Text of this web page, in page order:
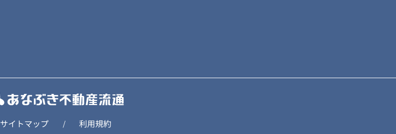
サイトマップ / 利用規約